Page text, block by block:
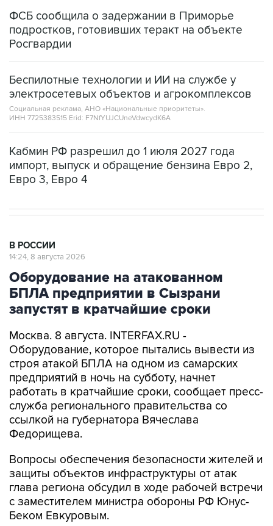
ФСБ сообщила о задержании в Приморье
подростков, готовивших теракт на объекте
Росгвардии
Беспилотные технологии и ИИ на службе у
электросетевых объектов и агрокомплексов
Социальная реклама, АНО «Национальные приоритеты».
ИНН 7725383515 Erid: F7NfYUJCUneVdwcydK6A
Кабмин РФ разрешил до 1 июля 2027 года
импорт, выпуск и обращение бензина Евро 2,
Евро 3, Евро 4
В РОССИИ
14:24, 8 августа 2026
Оборудование на атакованном
БПЛА предприятии в Сызрани
запустят в кратчайшие сроки
Москва. 8 августа. INTERFAX.RU -
Оборудование, которое пытались вывести из
строя атакой БПЛА на одном из самарских
предприятий в ночь на субботу, начнет
работать в кратчайшие сроки, сообщает пресс-
служба регионального правительства со
ссылкой на губернатора Вячеслава
Федорищева.
Вопросы обеспечения безопасности жителей и
защиты объектов инфраструктуры от атак
глава региона обсудил в ходе рабочей встречи
с заместителем министра обороны РФ Юнус-
Беком Евкуровым.